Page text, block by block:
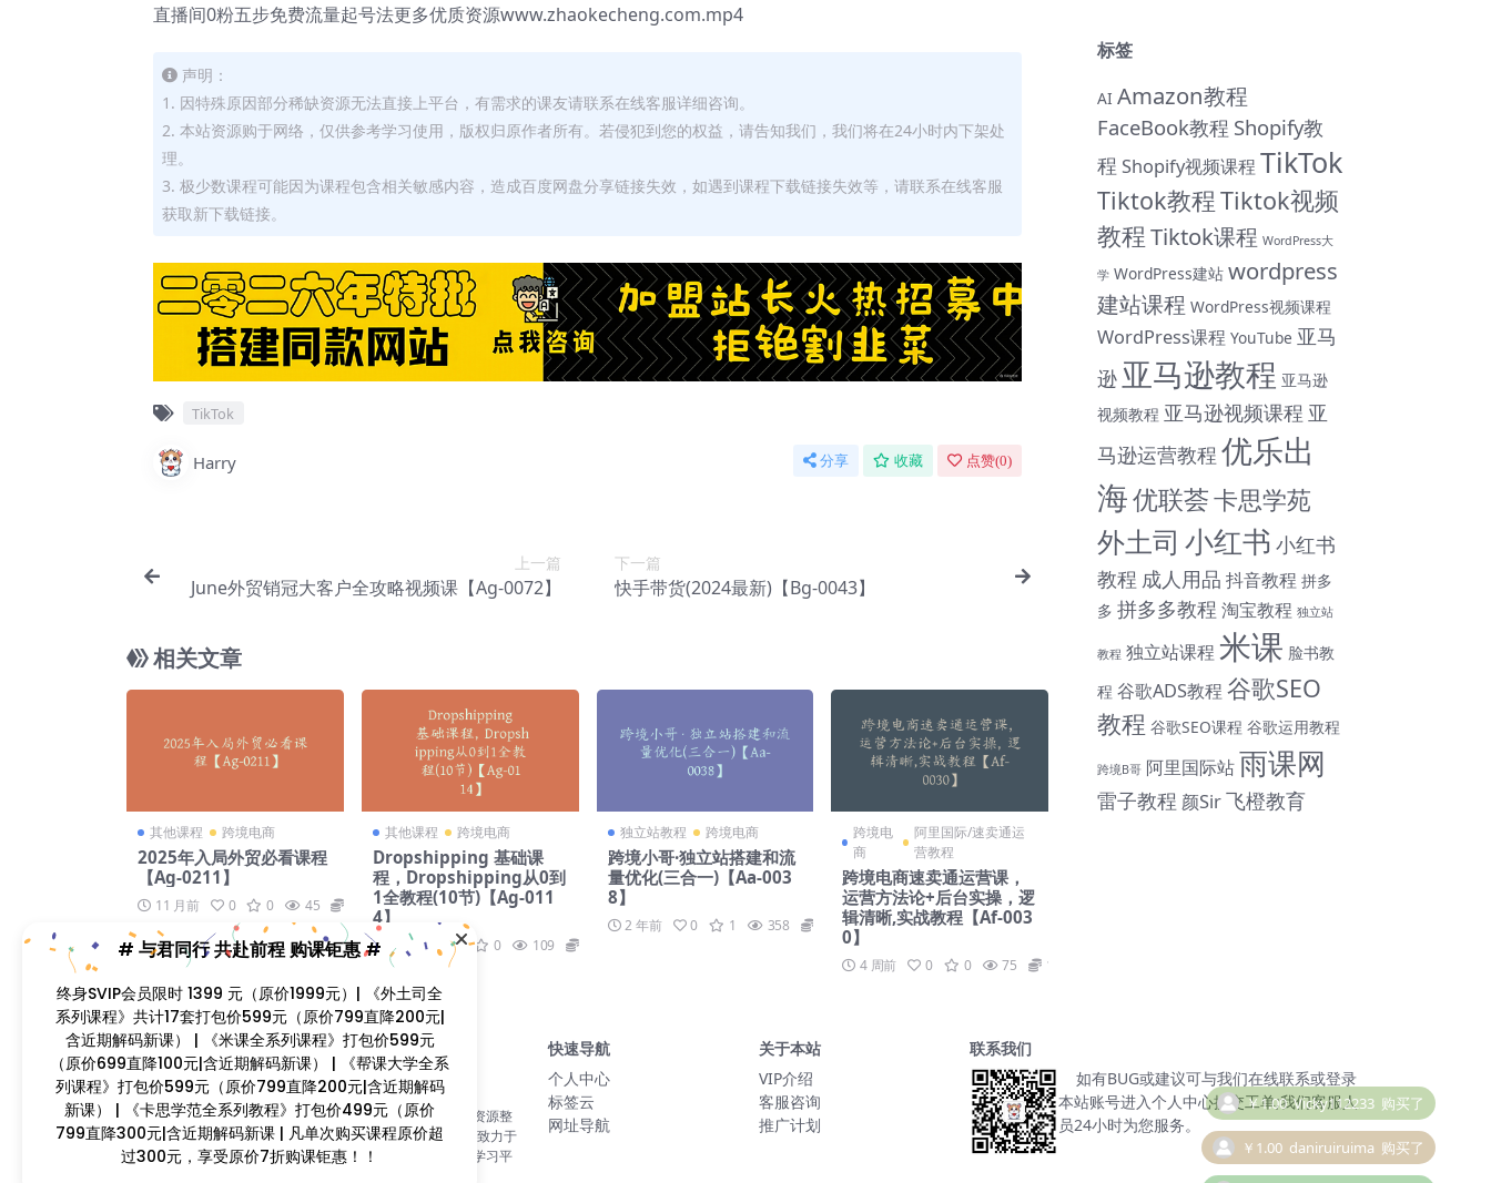
直播间0粉五步免费流量起号法更多优质资源www.zhaokecheng.com.mp4
声明：
1. 因特殊原因部分稀缺资源无法直接上平台，有需求的课友请联系在线客服详细咨询。
2. 本站资源购于网络，仅供参考学习使用，版权归原作者所有。若侵犯到您的权益，请告知我们，我们将在24小时内下架处
理。
3. 极少数课程可能因为课程包含相关敏感内容，造成百度网盘分享链接失效，如遇到课程下载链接失效等，请联系在线客服
获取新下载链接。
TikTok
Harry 分享 收藏 点赞(0)
上一篇
June外贸销冠大客户全攻略视频课【Ag-0072】
下一篇
快手带货(2024最新)【Bg-0043】
相关文章
其他课程 跨境电商
2025年入局外贸必看课程
【Ag-0211】
11 月前 0 0 45
其他课程 跨境电商
Dropshipping 基础课
程，Dropshipping从0到
1全教程(10节)【Ag-011
4】
2 年前 0 0 109
独立站教程 跨境电商
跨境小哥·独立站搭建和流
量优化(三合一)【Aa-003
8】
2 年前 0 1 358
跨境电
商
阿里国际/速卖通运
营教程
跨境电商速卖通运营课，​
运营方法论+后台实操，逻
辑清晰,实战教程【Af-003
0】
4 周前 0 0 75 139
标签
AI Amazon教程
FaceBook教程 Shopify教
程 Shopify视频课程 TikTok
Tiktok教程Tiktok视频
教程Tiktok课程 WordPress大
学 WordPress建站 wordpress
建站课程 WordPress视频课程
WordPress课程 YouTube 亚马
逊 亚马逊教程 亚马逊
视频教程 亚马逊视频课程 亚
马逊运营教程 优乐出
海优联荟卡思学苑
外土司 小红书 小红书
教程 成人用品 抖音教程 拼多
多 拼多多教程 淘宝教程 独立站
教程 独立站课程 米课 脸书教
程 谷歌ADS教程 谷歌SEO
教程 谷歌SEO课程 谷歌运用教程
跨境B哥 阿里国际站雨课网
雷子教程 颜Sir飞橙教育
找课程网（www.zhaokecheng.vip）是国内首家视频课程资源整
合平台，自2015年开设以来，历经九年风雨历程；本站长期致力于
为广大的学习爱好者提供优质的视频课程资源，打造一站式学习平
快速导航
个人中心
标签云
网址导航
关于本站
VIP介绍
客服咨询
推广计划
联系我们
如有BUG或建议可与我们在线联系或登录
本站账号进入个人中心提交工单;我们客服人
员24小时为您服务。
# 与君同行 共赴前程 购课钜惠 #
终身SVIP会员限时 1399 元（原价1999元）| 《外土司全
系列课程》共计17套打包价599元（原价799直降200元|
含近期解码新课） | 《米课全系列课程》打包价599元
（原价699直降100元|含近期解码新课） | 《帮课大学全系
列课程》打包价599元（原价799直降200元|含近期解码
新课） | 《卡思学范全系列教程》打包价499元（原价
799直降300元|含近期解码新课 | 凡单次购买课程原价超
过300元，享受原价7折购课钜惠！！
￥1.00 daniruiruima 购买了
￥1.00 daniruiruima 购买了